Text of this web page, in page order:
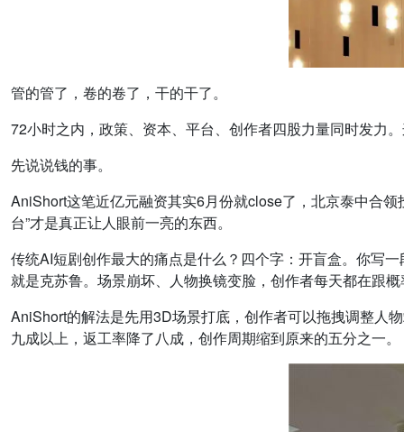
管的管了，卷的卷了，干的干了。
72小时之内，政策、资本、平台、创作者四股力量同时发力
先说说钱的事。
AniShort这笔近亿元融资其实6月份就close了，北京泰中合
台”才是真正让人眼前一亮的东西。
传统AI短剧创作最大的痛点是什么？四个字：开盲盒。你写
就是克苏鲁。场景崩坏、人物换镜变脸，创作者每天都在跟
AniShort的解法是先用3D场景打底，创作者可以拖拽调整人
九成以上，返工率降了八成，创作周期缩到原来的五分之一。